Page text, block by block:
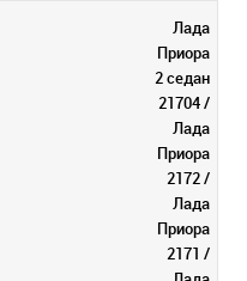
Лада
Приора
2 седан
21704 /
Лада
Приора
2172 /
Лада
Приора
2171 /